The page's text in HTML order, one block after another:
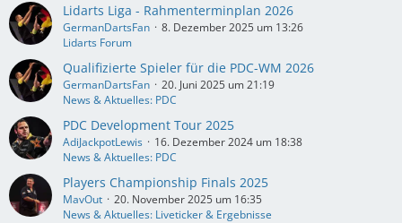
Lidarts Liga - Rahmenterminplan 2026
GermanDartsFan
8. Dezember 2025 um 13:26
Lidarts Forum
Qualifizierte Spieler für die PDC-WM 2026
GermanDartsFan
20. Juni 2025 um 21:19
News & Aktuelles: PDC
PDC Development Tour 2025
AdiJackpotLewis
16. Dezember 2024 um 18:38
News & Aktuelles: PDC
Players Championship Finals 2025
MavOut
20. November 2025 um 16:35
News & Aktuelles: Liveticker & Ergebnisse